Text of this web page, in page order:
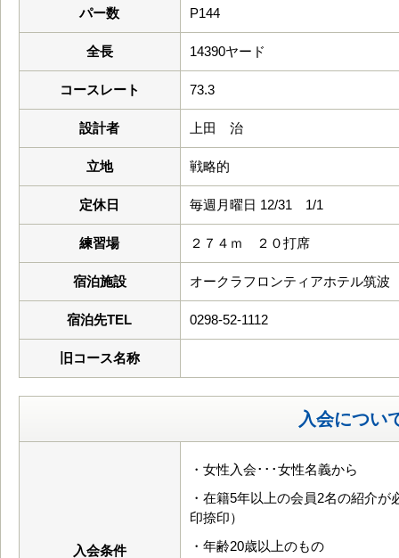
パー数 P144
全長 14390ヤード
コースレート 73.3
設計者 上田 治
立地 戦略的
定休日 毎週月曜日 12/31 1/1
練習場 ２７４ｍ ２０打席
宿泊施設 オークラフロンティアホテル筑波
宿泊先TEL 0298-52-1112
旧コース名称
入会につい
入会条件
・女性入会･･･女性名義から
・在籍5年以上の会員2名の紹介
印捺印）
・年齢20歳以上のもの